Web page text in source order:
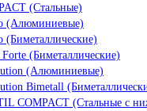
(Стальные)
(Алюминиевые)
(Биметаллические)
Forte (Биметаллические)
(Алюминиевые)
Bimetall
COMPACT (Стальные с